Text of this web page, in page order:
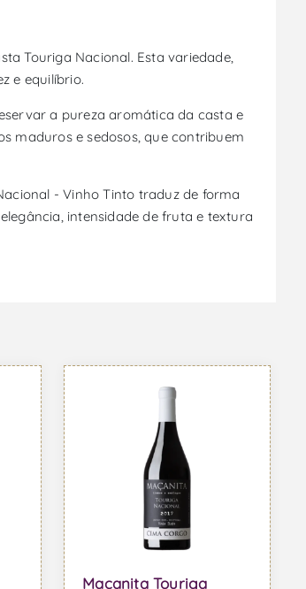
Touriga Nacional. Esta variedade,
e equilíbrio.
a pureza aromática da casta e
maduros e sedosos, que contribuem
- Vinho Tinto traduz de forma
intensidade de fruta e textura
Maçanita Touriga